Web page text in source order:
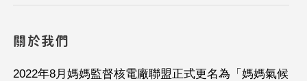
關於我們
2022年8月媽媽監督核電廠聯盟正式更名為「媽媽氣候